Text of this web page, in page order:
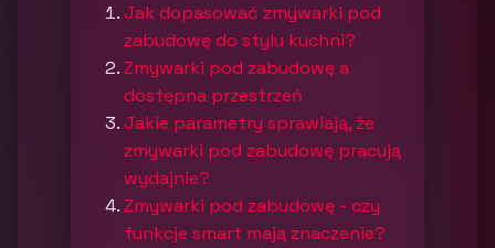
Jak dopasować zmywarki pod
zabudowę do stylu kuchni?
Zmywarki pod zabudowę a
dostępna przestrzeń
Jakie parametry sprawiają, że
zmywarki pod zabudowę pracują
wydajnie?
Zmywarki pod zabudowę - czy
funkcje smart mają znaczenie?